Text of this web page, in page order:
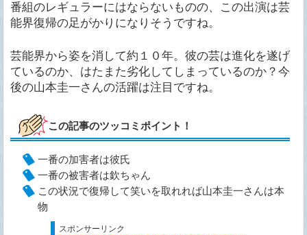
番組のレギュラーにはならないものの、この出演は芸
能界復帰の足がかりになりそうですね。
芸能界から姿を消して約１０年。彼の芸は進化を遂げ
ているのか、はたまた劣化してしまっているのか？今
後の山本圭一さんの活躍は注目ですね。
この記事のツッコミポイント！
一番の加害者は彼氏
一番の被害者は欽ちゃん
この状況で復帰して笑いを取れれば山本圭一さんは本
物
スポンサーリンク